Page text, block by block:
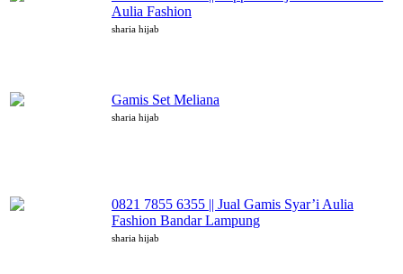
Aulia Fashion
sharia hijab
Gamis Set Meliana
sharia hijab
0821 7855 6355 || Jual Gamis Syar’i Aulia
Fashion Bandar Lampung
sharia hijab